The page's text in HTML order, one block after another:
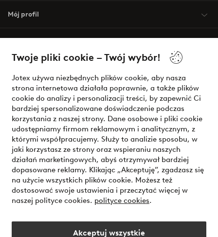
Twoje pliki cookie – Twój wybór!
Jotex używa niezbędnych plików cookie, aby nasza
strona internetowa działała poprawnie, a także plików
cookie do analizy i personalizacji treści, by zapewnić Ci
bardziej spersonalizowane doświadczenie podczas
korzystania z naszej strony. Dane osobowe i pliki cookie
udostępniamy firmom reklamowym i analitycznym, z
którymi współpracujemy. Służy to analizie sposobu, w
jaki korzystasz ze strony oraz wspieraniu naszych
działań marketingowych, abyś otrzymywał bardziej
dopasowane reklamy. Klikając „Akceptuję”, zgadzasz się
na użycie wszystkich plików cookie. Możesz też
dostosować swoje ustawienia i przeczytać więcej w
naszej polityce cookies. polityce cookies.
Akceptuj wszystkie
Mój profil
Warunki
Bezpieczne płatności - zapłać teraz lub podziel się
Chcesz dowiedzieć się więcej o naszych opcjach płatności